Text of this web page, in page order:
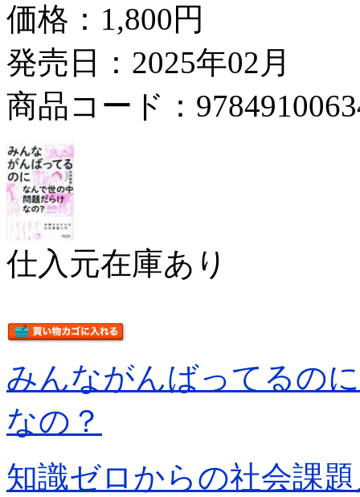
価格： 1,800円
発売日：2025年02月
商品コード：
仕入元在庫あり
みんながんばってるの
なの？
知識ゼロからの社会課